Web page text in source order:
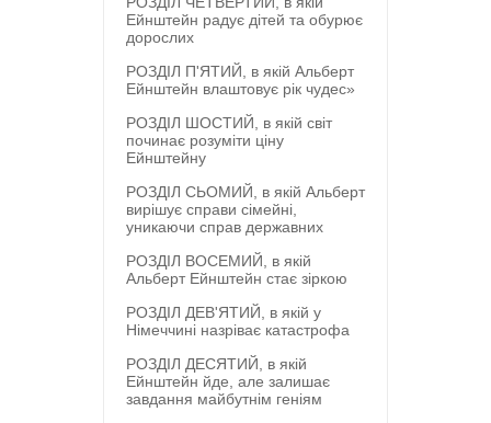
Ейнштейн радує дітей та обурює
дорослих
РОЗДІЛ П'ЯТИЙ, в якій Альберт
Ейнштейн влаштовує рік чудес»
РОЗДІЛ ШОСТИЙ, в якій світ
починає розуміти ціну
Ейнштейну
РОЗДІЛ СЬОМИЙ, в якій Альберт
вирішує справи сімейні,
уникаючи справ державних
РОЗДІЛ ВОСЕМИЙ, в якій
Альберт Ейнштейн стає зіркою
РОЗДІЛ ДЕВ'ЯТИЙ, в якій у
Німеччині назріває катастрофа
РОЗДІЛ ДЕСЯТИЙ, в якій
Ейнштейн йде, але залишає
завдання майбутнім геніям